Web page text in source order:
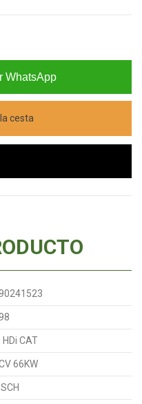
WhatsApp
cesta
HDi CAT
66KW